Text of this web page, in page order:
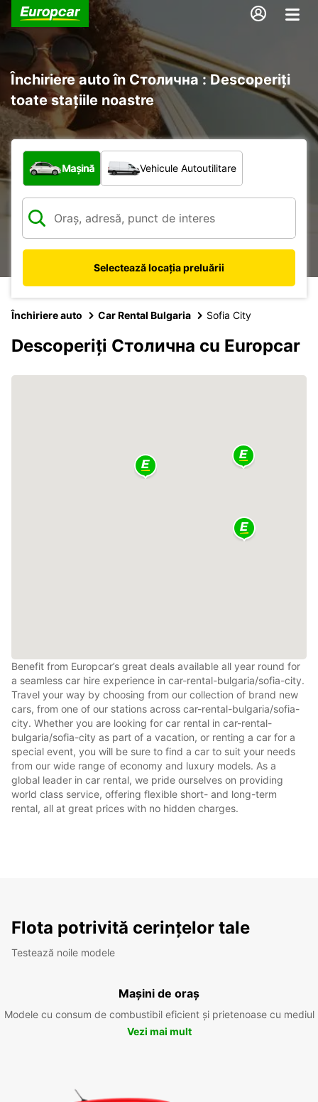
Închiriere auto în Столична : Descoperiți
toate stațiile noastre
Ce tip de vehicul?
Mașină Vehicule Autoutilitare
Selectează locația preluării
Închiriere auto Car Rental Bulgaria Sofia City
Descoperiți Столична cu Europcar
Benefit from Europcar’s great deals available all year round for
a seamless car hire experience in car-rental-bulgaria/sofia-city.
Travel your way by choosing from our collection of brand new
cars, from one of our stations across car-rental-bulgaria/sofia-
city. Whether you are looking for car rental in car-rental-
bulgaria/sofia-city as part of a vacation, or renting a car for a
special event, you will be sure to find a car to suit your needs
from our wide range of economy and luxury models. As a
global leader in car rental, we pride ourselves on providing
world class service, offering flexible short- and long-term
rental, all at great prices with no hidden charges.
Flota potrivită cerințelor tale
Testează noile modele
Mașini de oraș
Modele cu consum de combustibil eficient și prietenoase cu mediul
Vezi mai mult